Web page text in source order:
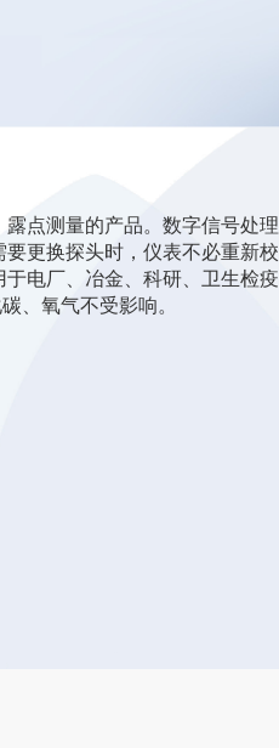
点测量的产品。数字信号处
更换探头时，仪表不必重新
电厂、冶金、科研、卫生检
、氧气不受影响。